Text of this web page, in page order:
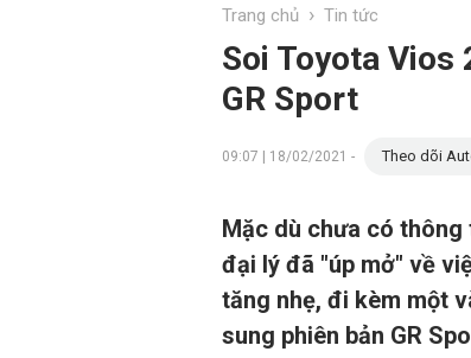
Trang chủ › Tin tức
Soi Toyota Vios
GR Sport
09:07 | 18/02/2021 - Theo dõi
Mặc dù chưa có
đại lý đã "úp mở" về
tăng nhẹ, đi kèm một
sung phiên bản GR